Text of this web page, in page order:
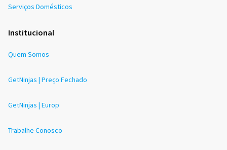
Serviços Domésticos
Institucional
Quem Somos
GetNinjas | Preço Fechado
GetNinjas | Europ
Trabalhe Conosco